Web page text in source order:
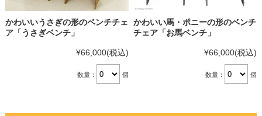
かわいいうさぎの形のベンチチェ
ア「うさぎベンチ」
¥66,000(税込)
数量： 個
かわいい馬・ポニーの形のベンチ
チェア「お馬ベンチ」
¥66,000(税込)
数量： 個